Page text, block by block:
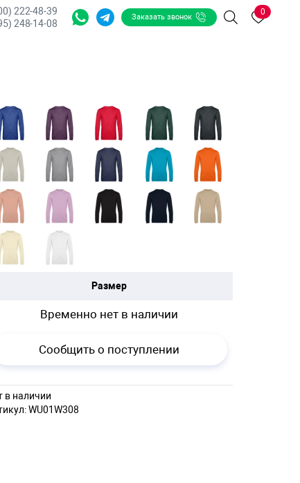
222-48-39
248-14-08
Заказать звонок
Поиск
0
Размер
Временно нет в наличии
Сообщить о поступлении
в наличии
WU01W308